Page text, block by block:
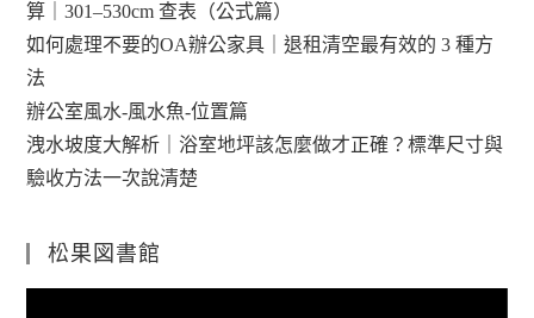
算｜301–530cm 查表（公式篇）
如何處理不要的OA辦公家具｜退租清空最有效的 3 種方
法
辦公室風水-風水魚-位置篇
洩水坡度大解析｜浴室地坪該怎麼做才正確？標準尺寸與
驗收方法一次說清楚
松果図書館